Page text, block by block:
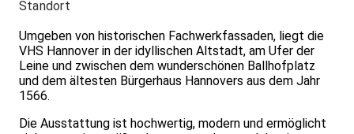
Standort
Umgeben von historischen Fachwerkfassaden, liegt die
VHS Hannover in der idyllischen Altstadt, am Ufer der
Leine und zwischen dem wunderschönen Ballhofplatz
und dem ältesten Bürgerhaus Hannovers aus dem Jahr
1566.
Die Ausstattung ist hochwertig, modern und ermöglicht